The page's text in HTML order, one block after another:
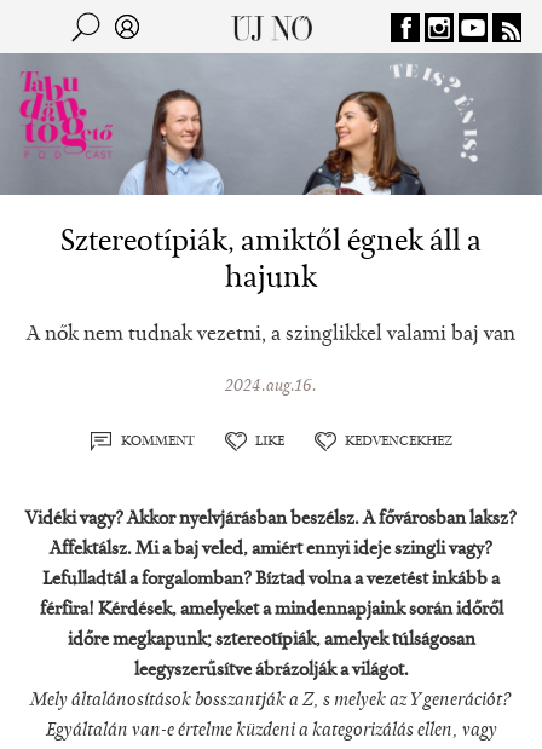
Jump to navigation
Kereső
Sztereotípiák, amiktől égnek áll a
hajunk
A nők nem tudnak vezetni, a szinglikkel valami baj van
2024.aug.16.
KOMMENT LIKE KEDVENCEKHEZ
Vidéki vagy? Akkor nyelvjárásban beszélsz. A fővárosban laksz?
Affektálsz. Mi a baj veled, amiért ennyi ideje szingli vagy?
Lefulladtál a forgalomban? Bíztad volna a vezetést inkább a
férfira! Kérdések, amelyeket a mindennapjaink során időről
időre megkapunk; sztereotípiák, amelyek túlságosan
leegyszerűsítve ábrázolják a világot.
Mely általánosítások bosszantják a Z, s melyek az Y generációt?
Egyáltalán van-e értelme küzdeni a kategorizálás ellen, vagy